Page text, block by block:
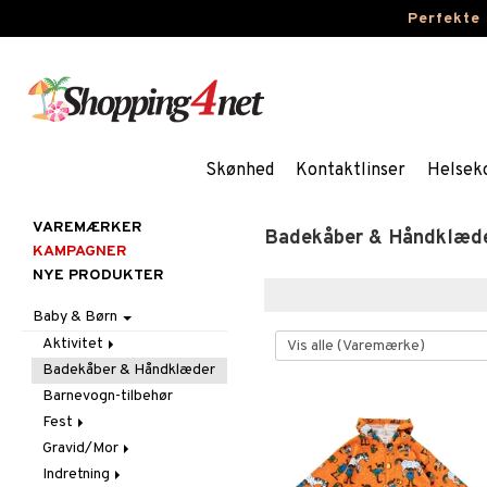
Perfekte
Skønhed Kontaktlinser
Badekåber &
VAREMÆRKER
KAMPAGNER
NYE PRODUKTER
Baby & Børn
Aktivitet
Babygym
Bid & Rangler
Skråstole
Sutteklude
Uroer
Badekåber & Håndklæder
Barnevogn-tilbehør
Fest
Tilbehør
Udklædning
Gravid/Mor
Graviditet & amning
Indretning